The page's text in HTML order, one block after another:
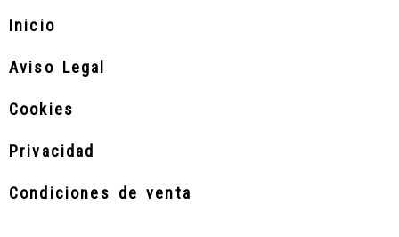
19.02
Inicio
Aviso Legal
Cookies
Privacidad
Condiciones de venta